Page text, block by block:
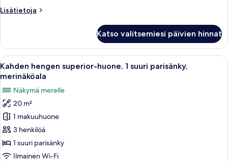
kielletty
Lisätietoja
Lisätietoja
deluxe-
huone,
tupakointi
kielletty
Katso valitsemiesi päivien hinnat
Avaa
kaikki
Kahden
hengen
superior-
huone,
1
suuri
Hotellihuone, jossa on sänky, kaksi
9
Kahden hengen superior-huone, 1 suuri parisänky,
merinäköala
Näkymä merelle
20 m²
1 makuuhuone
3 henkilöä
1 suuri parisänky
Ilmainen Wi-Fi